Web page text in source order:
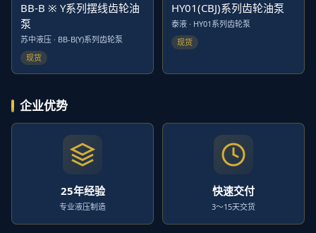
BB-B ※ Y系列摆线齿轮油
泵
苏中液压 · BB-B(Y)系列齿轮泵
现货
HY01(CBJ)系列齿轮油泵
泰液 · HY01系列齿轮泵
现货
企业优势
25年经验
专业液压制造
快速交付
3～15天交货